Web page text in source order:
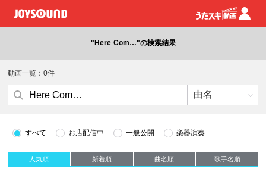
"Here Com…"の検索結果
動画一覧：0件
すべて お店配信中 一般公開 楽器演奏
人気順 新着順 曲名順 歌手名順